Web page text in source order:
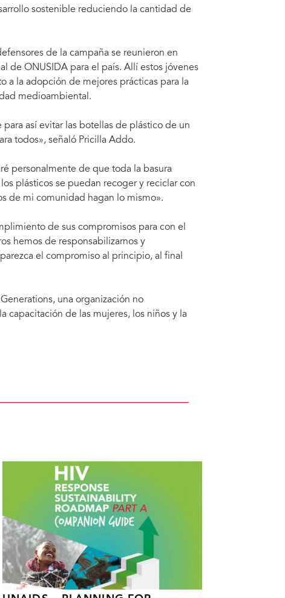
sostenible reduciendo la cantidad de
de la campaña se reunieron en
de ONUSIDA para el país. Allí estos jóvenes
a la adopción de mejores prácticas para la
medioambiental.
así evitar las botellas de plástico de un
todos», señaló Pricilla Addo.
personalmente de que toda la basura
plásticos se puedan recoger y reciclar con
de mi comunidad hagan lo mismo».
de sus compromisos para con el
hemos de responsabilizarnos y
el compromiso al principio, al final
una organización no
capacitación de las mujeres, los niños y la